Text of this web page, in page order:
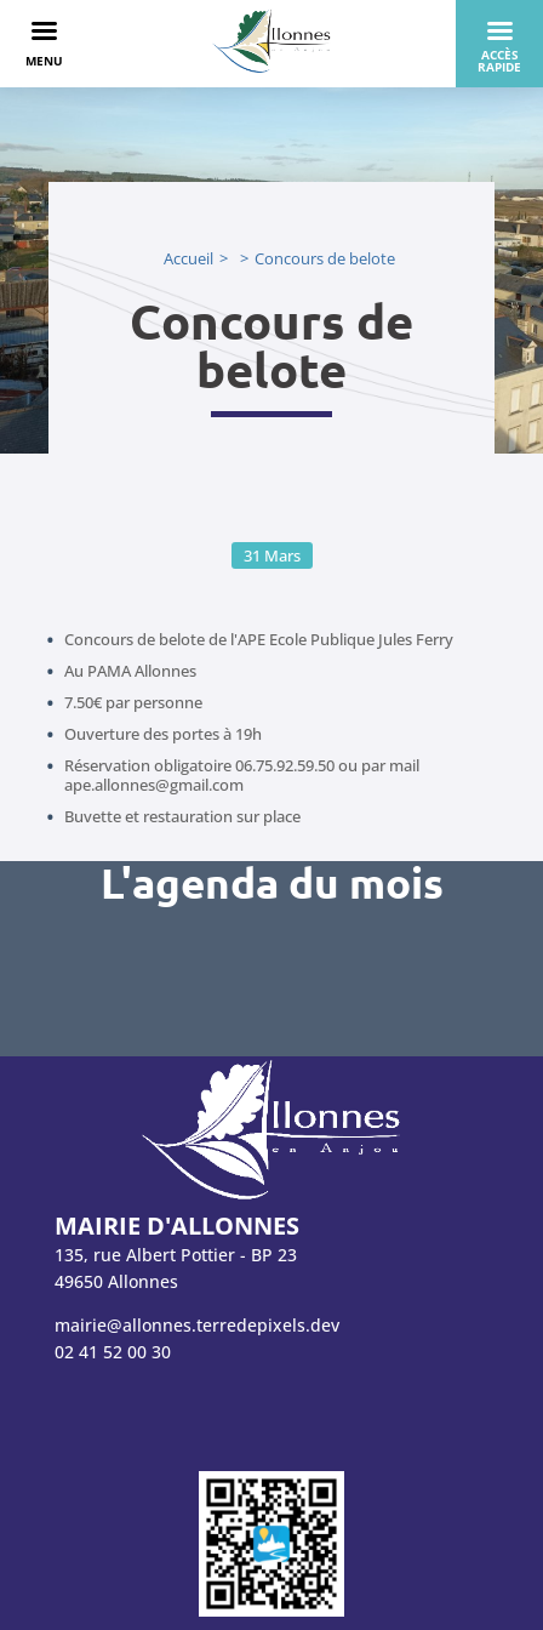
Accueil Concours de belote
Concours de
belote
31 Mars
Concours de belote de l'APE Ecole Publique Jules Ferry
Au PAMA Allonnes
7.50€ par personne
Ouverture des portes à 19h
Réservation obligatoire 06.75.92.59.50 ou par mail
ape.allonnes@gmail.com
Buvette et restauration sur place
L'agenda du mois
MAIRIE D'ALLONNES
135, rue Albert Pottier - BP 23
49650 Allonnes
mairie@allonnes.terredepixels.dev
02 41 52 00 30